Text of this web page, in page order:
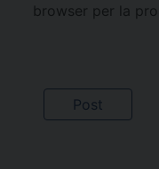
browser per la